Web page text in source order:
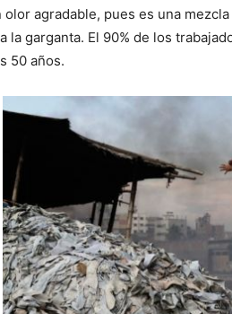
olor agradable, pues es una
la garganta. El 90% de los
50 años.